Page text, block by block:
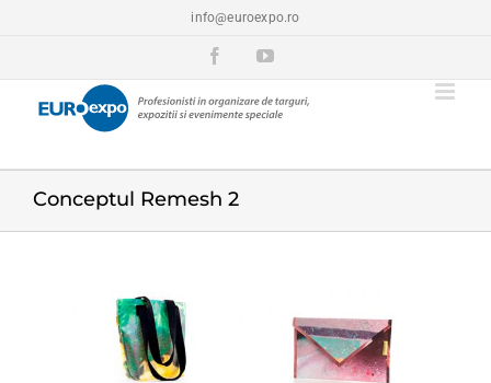
info@euroexpo.ro
FacebookYouTube
Conceptul Remesh 2